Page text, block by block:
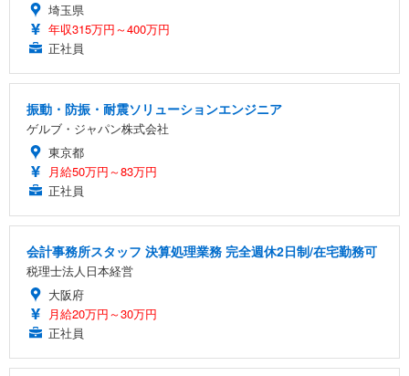
埼玉県
年収315万円～400万円
正社員
振動・防振・耐震ソリューションエンジニア
ゲルブ・ジャパン株式会社
東京都
月給50万円～83万円
正社員
会計事務所スタッフ 決算処理業務 完全週休2日制/在宅勤務可
税理士法人日本経営
大阪府
月給20万円～30万円
正社員